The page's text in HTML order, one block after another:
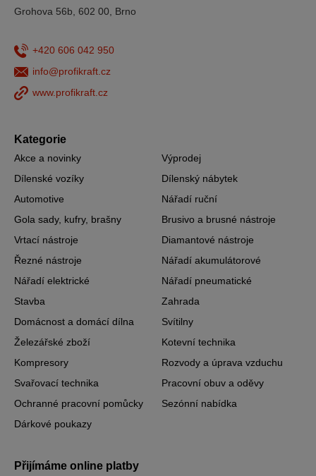
Grohova 56b, 602 00, Brno
+420 606 042 950
info@profikraft.cz
www.profikraft.cz
Kategorie
Akce a novinky
Výprodej
Dílenské vozíky
Dílenský nábytek
Automotive
Nářadí ruční
Gola sady, kufry, brašny
Brusivo a brusné nástroje
Vrtací nástroje
Diamantové nástroje
Řezné nástroje
Nářadí akumulátorové
Nářadí elektrické
Nářadí pneumatické
Stavba
Zahrada
Domácnost a domácí dílna
Svítilny
Železářské zboží
Kotevní technika
Kompresory
Rozvody a úprava vzduchu
Svařovací technika
Pracovní obuv a oděvy
Ochranné pracovní pomůcky
Sezónní nabídka
Dárkové poukazy
Přijímáme online platby